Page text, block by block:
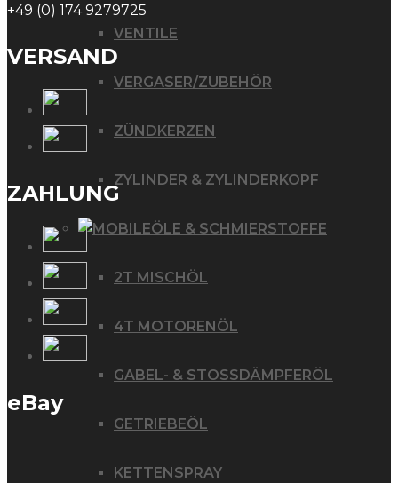
VENTILE
VERGASER/ZUBEHÖR
ZÜNDKERZEN
ZYLINDER & ZYLINDERKOPF
ÖLE & SCHMIERSTOFFE
2T MISCHÖL
4T MOTORENÖL
GABEL- & STOSSDÄMPFERÖL
GETRIEBEÖL
KETTENSPRAY
+49 (0) 174 9279725
VERSAND
ZAHLUNG
eBay